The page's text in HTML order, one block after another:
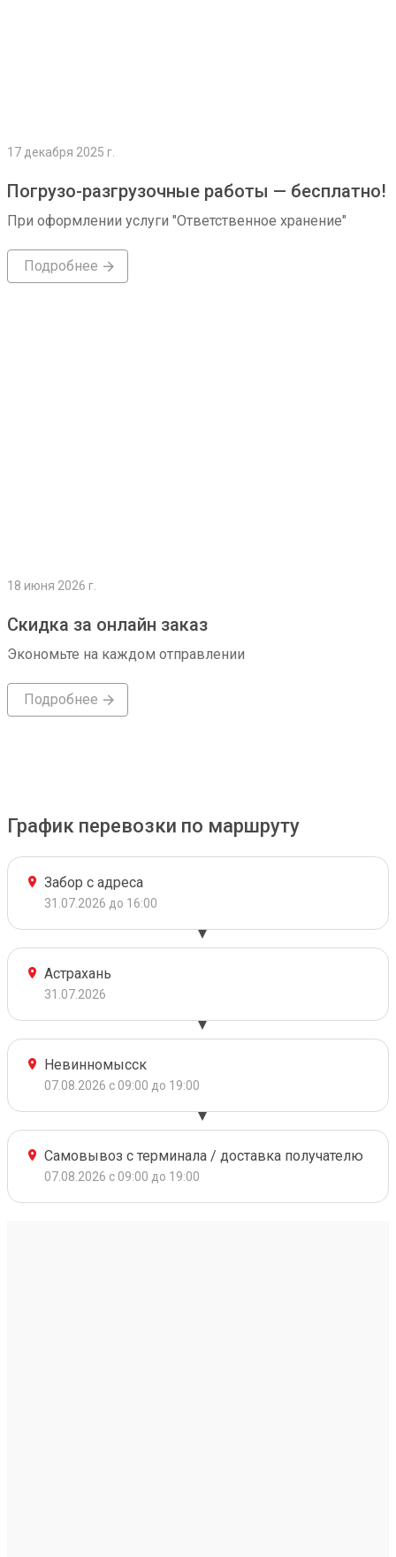
17 декабря 2025 г.
Погрузо-разгрузочные работы — бесплатно!
При оформлении услуги "Ответственное хранение"
Подробнее
18 июня 2026 г.
Скидка за онлайн заказ
Экономьте на каждом отправлении
Подробнее
График перевозки по маршруту
Забор с адреса
31.07.2026 до 16:00
Астрахань
31.07.2026
Невинномысск
07.08.2026 с 09:00 до 19:00
Самовывоз с терминала / доставка получателю
07.08.2026 с 09:00 до 19:00